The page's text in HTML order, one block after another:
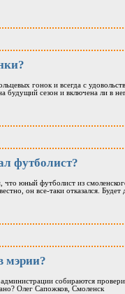
гонок и всегда с
будущий сезон и включена ли в
футболист?
что юный футболист из
он все-таки отказался.
мэрии?
собираются
Олег Сапожков, Смоленск